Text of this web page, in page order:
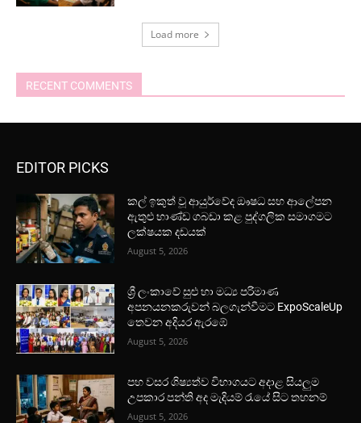
Load more
RECENT COMMENTS
EDITOR PICKS
කල් ඉකුත් වූ ආයුර්වේද ඖෂධ සහ ආලේපන
ඇතුළු භාණ්ඩ ගබඩා කළ පුද්ගලික සමාගමට
ලක්ෂයක දඩයක්
August 5, 2026
ශ්‍රී ලංකාවේ සුළු හා මධ්‍ය පරිමාණ
අපනයනකරුවන් බලගැන්වීමට ExpoScaleUp
තෙවන අදියර ඇරඹේ
August 5, 2026
පහ වසර ශිෂ්‍යත්ව විභාගයට අදාළ සියලුම
උපකාර පන්ති අද මැදියම් රැයේ සිට තහනම්
August 5, 2026